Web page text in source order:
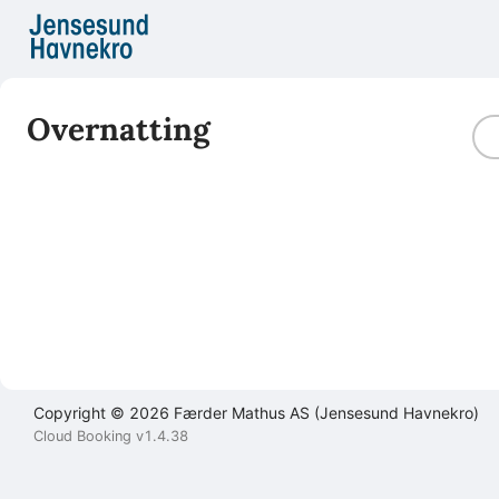
Overnatting
Copyright © 2026 Færder Mathus AS (Jensesund Havnekro)
Cloud Booking v1.4.38
Filter
Brukeravtale
Lukk
Personvernerklæring
Lukk
Kontakt
oss